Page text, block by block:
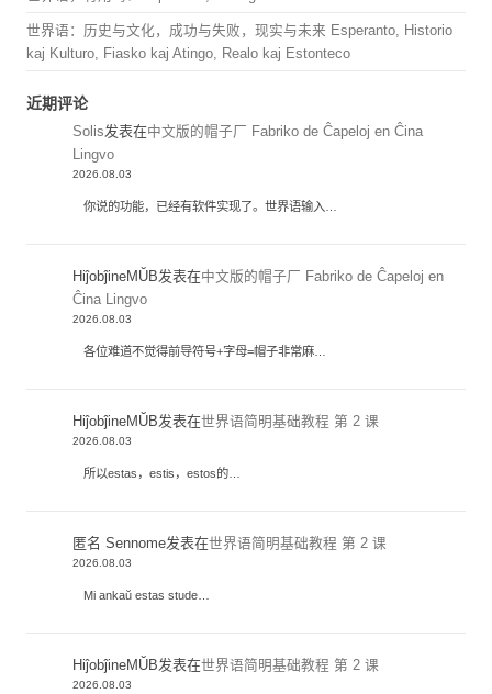
世界语：历史与文化，成功与失败，现实与未来 Esperanto, Historio
kaj Kulturo, Fiasko kaj Atingo, Realo kaj Estonteco
近期评论
Solis发表在中文版的帽子厂 Fabriko de Ĉapeloj en Ĉina
Lingvo
2026.08.03
你说的功能，已经有软件实现了。世界语输入…
HiĵobĵineMŬB发表在中文版的帽子厂 Fabriko de Ĉapeloj en
Ĉina Lingvo
2026.08.03
各位难道不觉得前导符号+字母=帽子非常麻…
HiĵobĵineMŬB发表在世界语简明基础教程 第 2 课
2026.08.03
所以estas，estis，estos的…
匿名 Sennome发表在世界语简明基础教程 第 2 课
2026.08.03
Mi ankaŭ estas stude…
HiĵobĵineMŬB发表在世界语简明基础教程 第 2 课
2026.08.03